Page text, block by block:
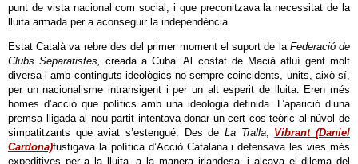
punt de vista nacional com social, i que preconitzava la necessitat de la
lluita armada per a aconseguir la independència.
Estat Català va rebre des del primer moment el suport de la Federació de
Clubs Separatistes, creada a Cuba. Al costat de Macià afluí gent molt
diversa i amb continguts ideològics no sempre coincidents, units, això sí,
per un nacionalisme intransigent i per un alt esperit de lluita. Eren més
homes d’acció que polítics amb una ideologia definida. L’aparició d’una
premsa lligada al nou partit intentava donar un cert cos teòric al núvol de
simpatitzants que aviat s’estengué. Des de La Tralla, Vibrant (Daniel
Cardona)fustigava la política d’Acció Catalana i defensava les vies més
expeditives per a la lluita, a la manera irlandesa, i alçava el dilema del